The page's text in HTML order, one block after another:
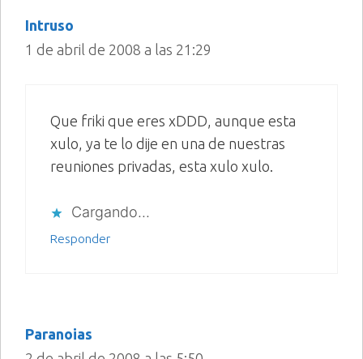
Intruso
1 de abril de 2008 a las 21:29
Que friki que eres xDDD, aunque esta
xulo, ya te lo dije en una de nuestras
reuniones privadas, esta xulo xulo.
Cargando...
Responder
Paranoias